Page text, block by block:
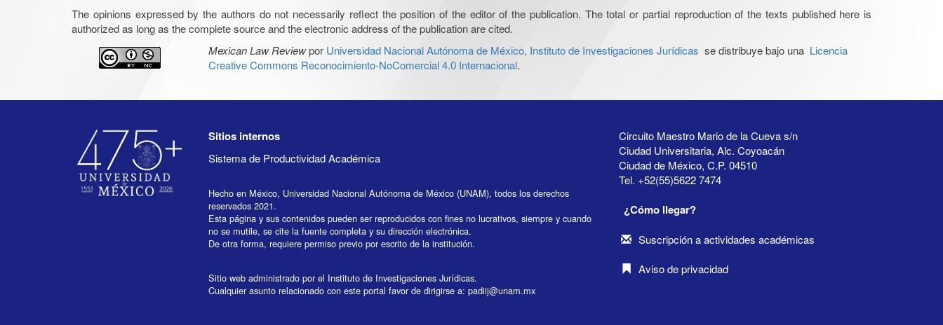
The opinions expressed by the authors do not necessarily reflect the position of the editor of the publication. The total or partial reproduction of the texts published here is
authorized as long as the complete source and the electronic address of the publication are cited.
Mexican Law Reviewpor Universidad Nacional Autónoma de México, Instituto de Investigaciones Jurídicas se distribuye bajo una Licencia
Creative Commons Reconocimiento-NoComercial 4.0 Internacional.
Sitios internos
Sistema de Productividad Académica
Hecho en México, Universidad Nacional Autónoma de México (UNAM), todos los derechos
reservados 2021.
Esta página y sus contenidos pueden ser reproducidos con fines no lucrativos, siempre y cuando
no se mutile, se cite la fuente completa y su dirección electrónica.
De otra forma, requiere permiso previo por escrito de la institución.
Sitio web administrado por el Instituto de Investigaciones Jurídicas.
Cualquier asunto relacionado con este portal favor de dirigirse a: padiij@unam.mx
Circuito Maestro Mario de la Cueva s/n
Ciudad Universitaria, Alc. Coyoacán
Ciudad de México, C.P. 04510
Tel. +52(55)5622 7474
¿Cómo llegar?
Suscripción a actividades académicas
Aviso de privacidad